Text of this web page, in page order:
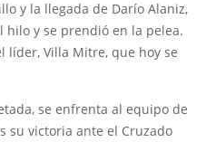
y la llegada de Darío Alaniz,
hilo y se prendió en la pelea.
líder, Villa Mitre, que hoy se
se enfrenta al equipo de
su victoria ante el Cruzado